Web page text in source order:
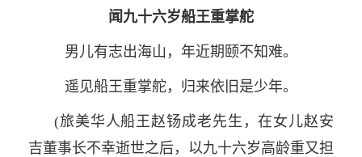
闻九十六岁船王重掌舵
男儿有志出海山，年近期颐不知难。
遥见船王重掌舵，归来依旧是少年。
(旅美华人船王赵钖成老先生，在女儿赵安
吉董事长不幸逝世之后，以九十六岁高龄重又担